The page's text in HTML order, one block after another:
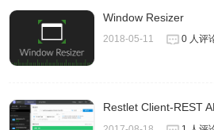
用Lighthouse了。在终端里输入下面
Canlender这个网站的性能进行一次
`https://huajiakeji.com/
过Chrome浏览器，它会进行一系列
Window Resizer
2018-05-11 0 人评
Restlet Client-REST